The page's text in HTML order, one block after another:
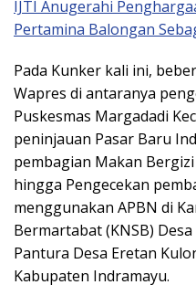
IJTI Anugerahi
Pertamina Balongan
Pada Kunker kali ini,
Wapres di antaranya
Puskesmas Margadadi
peninjauan Pasar Baru
pembagian Makan
hingga Pengecekan
menggunakan APBN di
Bermartabat (KNSB)
Pantura Desa Eretan
Kabupaten Indramayu.